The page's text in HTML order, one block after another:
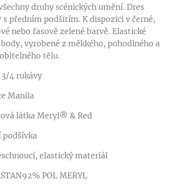
druhy scénických umění. Dres
předním podšitím. K dispozici v černé,
nebo řasově zelené barvě. Elastické
vyrobené z měkkého, pohodlného a
tělu.
3/4 rukávy
Manila
látka Meryl® & Red
podšívka
elastický materiál
POL MERYL